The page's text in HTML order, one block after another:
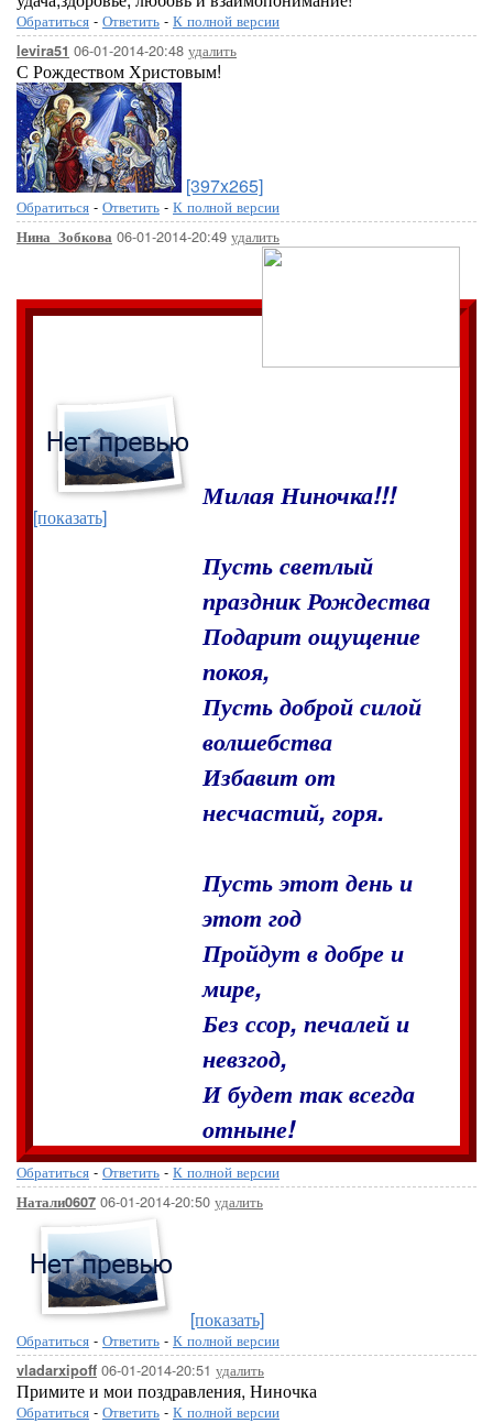
Обратиться - Ответить - К полной версии
levira51 06-01-2014-20:48 удалить
С Рождеством Христовым!
[397x265]
Обратиться - Ответить - К полной версии
Нина_Зобкова 06-01-2014-20:49 удалить
[показать]
Милая Ниночка!!!
Пусть светлый
праздник Рождества
Подарит ощущение
покоя,
Пусть доброй силой
волшебства
Избавит от
несчастий, горя.
Пусть этот день и
этот год
Пройдут в добре и
мире,
Без ссор, печалей и
невзгод,
И будет так всегда
отныне!
Обратиться - Ответить - К полной версии
Натали0607 06-01-2014-20:50 удалить
[показать]
Обратиться - Ответить - К полной версии
vladarxipoff 06-01-2014-20:51 удалить
Примите и мои поздравления, Ниночка
Обратиться - Ответить - К полной версии